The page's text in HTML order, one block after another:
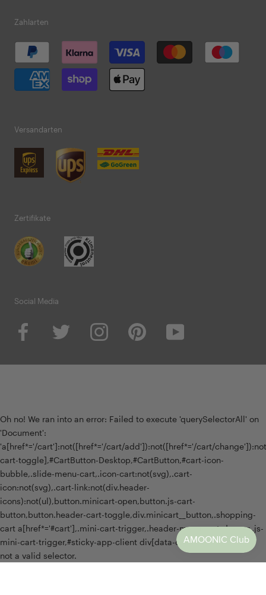
Zahlarten
Versandarten
Zertifikate
Social Media
Oh no! We ran into an error: Failed to execute 'querySelectorAll' on
'Document':
'a[href*='/cart']:not([href*='/cart/add']):not([href*='/cart/
cart-toggle],#CartButton-Desktop,#CartButton,#cart-icon-
bubble,.slide-menu-cart,.icon-cart:not(svg),.cart-
icon:not(svg),.cart-link:not(div.header-
icons):not(ul),button.minicart-open,button.js-cart-
button,button.header-cart-toggle,div.minicart__button,.shopping-
cart a[href*='#cart'],.mini-cart-trigger,.header-menu-cart-drawer,.js-
mini-cart-trigger,#sticky-app-client div[data-cl='sticky-button']' is
not a valid selector.